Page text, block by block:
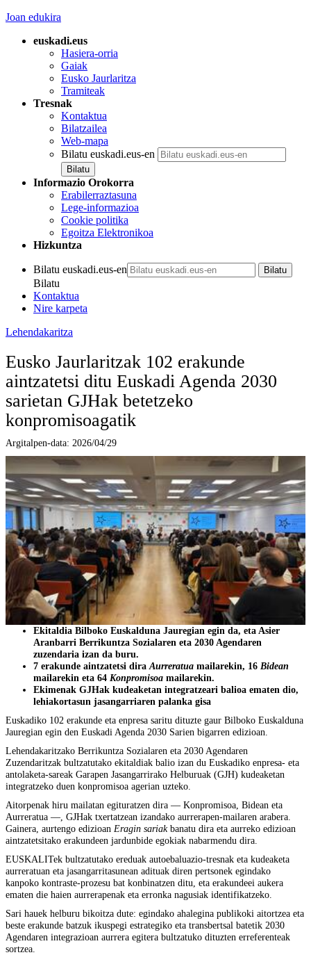
Joan edukira
euskadi.eus
Hasiera-orria
Gaiak
Eusko Jaurlaritza
Tramiteak
Tresnak
Kontaktua
Bilatzailea
Web-mapa
Bilatu euskadi.eus-en
Informazio Orokorra
Erabilerraztasuna
Lege-informazioa
Cookie politika
Egoitza Elektronikoa
Hizkuntza
Bilatu euskadi.eus-en
Bilatu
Kontaktua
Nire karpeta
Lehendakaritza
Eusko Jaurlaritzak 102 erakunde
aintzatetsi ditu Euskadi Agenda 2030
sarietan GJHak betetzeko
konpromisoagatik
Argitalpen-data: 2026/04/29
Ekitaldia Bilboko Euskalduna Jauregian egin da, eta Asier
Aranbarri Berrikuntza Sozialaren eta 2030 Agendaren
zuzendaria izan da buru.
7 erakunde aintzatetsi dira Aurreratua mailarekin, 16 Bidean
mailarekin eta 64 Konpromisoa mailarekin.
Ekimenak GJHak kudeaketan integratzeari balioa ematen dio,
lehiakortasun jasangarriaren palanka gisa
Euskadiko 102 erakunde eta enpresa saritu dituzte gaur Bilboko Euskalduna
Jauregian egin den Euskadi Agenda 2030 Sarien bigarren edizioan.
Lehendakaritzako Berrikuntza Sozialaren eta 2030 Agendaren
Zuzendaritzak bultzatutako ekitaldiak balio izan du Euskadiko enpresa- eta
antolaketa-sareak Garapen Jasangarrirako Helburuak (GJH) kudeaketan
integratzeko duen konpromisoa agerian uzteko.
Aitorpenak hiru mailatan egituratzen dira — Konpromisoa, Bidean eta
Aurreratua —, GJHak txertatzean izandako aurrerapen-mailaren arabera.
Gainera, aurtengo edizioan Eragin sariakbanatu dira eta aurreko edizioan
aintzatetsitako erakundeen jardunbide egokiak nabarmendu dira.
EUSKALITek bultzatutako ereduak autoebaluazio-tresnak eta kudeaketa
aurreratuan eta jasangarritasunean adituak diren pertsonek egindako
kanpoko kontraste-prozesu bat konbinatzen ditu, eta erakundeei aukera
ematen die haien aurrerapenak eta erronka nagusiak identifikatzeko.
Sari hauek helburu bikoitza dute: egindako ahalegina publikoki aitortzea eta
beste erakunde batzuk ikuspegi estrategiko eta transbertsal batetik 2030
Agendaren integrazioan aurrera egitera bultzatuko dituzten erreferenteak
sortzea.